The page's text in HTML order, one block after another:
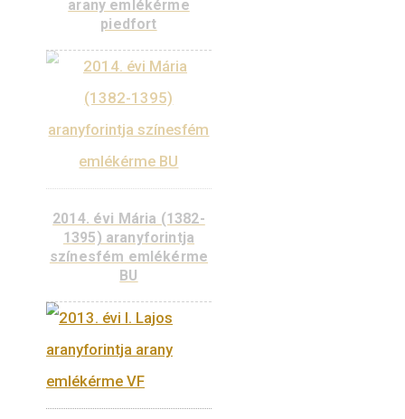
180.000Ft
VÁSÁRLÁS
KOSÁRBA
TESZEM
2016. évi Zsigmond
aranyforintja arany
emlékérme piedfort VF
690.000Ft
VÁSÁRLÁS
KOSÁRBA